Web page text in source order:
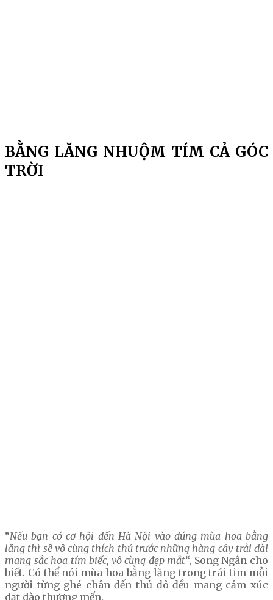
BẰNG LĂNG NHUỘM TÍM CẢ GÓC
TRỜI
“Nếu bạn có cơ hội đến Hà Nội vào đúng mùa hoa bằng
lăng thì sẽ vô cùng thích thú trước những hàng cây trải dài
mang sắc hoa tím biếc, vô cùng đẹp mắt“, Song Ngân cho
biết. Có thể nói mùa hoa bằng lăng trong trái tim mỗi
người từng ghé chân đến thủ đô đều mang cảm xúc
dạt dào thương mến.